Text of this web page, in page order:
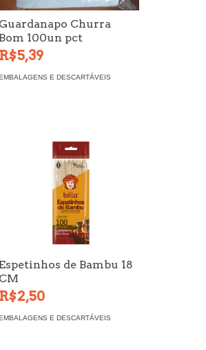
Guardanapo Churra
Bom 100un pct
R$5,39
E DESCARTÁVEIS
de Bambu 18
CM
R$2,50
E DESCARTÁVEIS